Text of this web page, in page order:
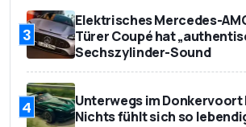
3
Elektrisches Mercedes-
Türer Coupé hat
Sechszylinder-Sound
4
Unterwegs im Donkervoort
Nichts fühlt sich so